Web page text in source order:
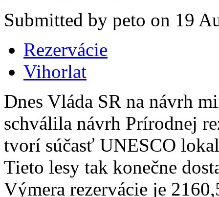
Submitted by peto on 19
Rezervácie
Vihorlat
Dnes Vláda SR na návrh
schválila návrh Prírodnej
tvorí súčasť UNESCO
Tieto lesy tak konečne
Výmera rezervácie je